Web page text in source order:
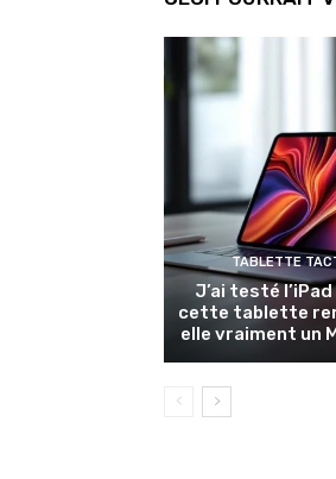
TABLETTE
J’ai testé l’iPad
cette tablette
elle vraiment un